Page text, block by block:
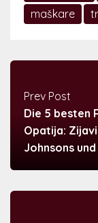
maškare
Prev Post
Die 5 besten
Opatija:
Johnsons